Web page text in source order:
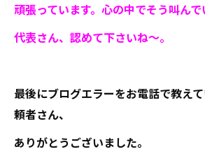
頑張っています。心の中でそう叫んで
代表さん、認めて下さいね～。
最後にブログエラーをお電話で教え
頼者さん、
ありがとうございました。